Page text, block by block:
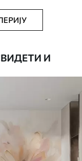
очистити меким
са завршном
И